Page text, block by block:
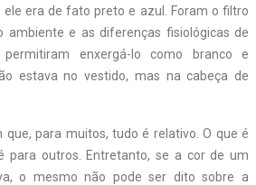
era de fato preto e azul. Foram o filtro
ambiente e as diferenças fisiológicas de
enxergá-lo como branco e
estava no vestido, mas na cabeça de
para muitos, tudo é relativo. O que é
para outros. Entretanto, se a cor de um
o mesmo não pode ser dito sobre a